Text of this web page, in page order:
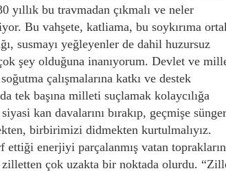
yıllık bu travmadan çıkmalı ve neler
Bu vahşete, katliama, bu soykırıma
susmayı yeğleyenler de dahil huzursuz
şey olduğuna inanıyorum. Devlet ve
çalışmalarına katkı ve destek
tek başına milleti suçlamak kolaycılığa
kan davalarını bırakıp, geçmişe sünger
birbirimizi didmekten kurtulmalıyız.
enerjiyi parçalanmış vatan
zilletten çok uzakta bir noktada olurdu.